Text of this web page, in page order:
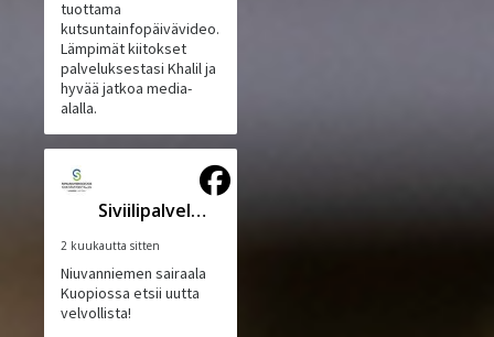
tuottama
kutsuntainfopäivävideo.
Lämpimät kiitokset
palveluksestasi Khalil ja
hyvää jatkoa media-
alalla.
Siviilipalveluskeskus
2 kuukautta sitten
Niuvanniemen sairaala
Kuopiossa etsii uutta
velvollista!